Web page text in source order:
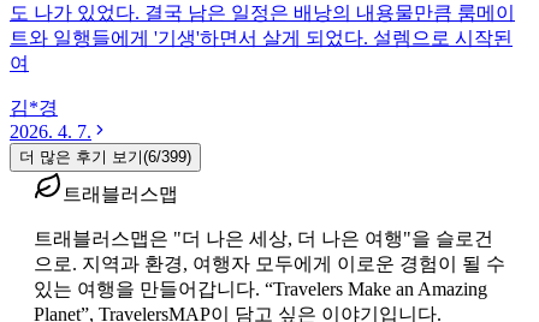
도 나가 있었다. 결국 남은 일정은 배낭의 내용물만큼 룸메이
트와 일행들에게 '기생'하면서 살게 되었다. 설렘으로 시작된
여
김*경
2026. 4. 7.
더 많은 후기 보기(6/399)
트래블러스맵
트래블러스맵은 "더 나은 세상, 더 나은 여행"을 슬로건
으로. 지역과 환경, 여행자 모두에게 이로운 경험이 될 수
있는 여행을 만들어갑니다. “Travelers Make an Amazing
Planet”, TravelersMAP이 담고 싶은 이야기입니다.